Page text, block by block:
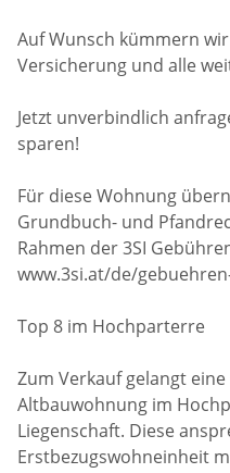
Auf Wunsch kümmern
Versicherung und alle
Jetzt unverbindlich
sparen!
Für diese Wohnung
Grundbuch- und
Rahmen der 3SI
www.3si.at/de/
Top 8 im Hochparterre
Zum Verkauf gelangt
Altbauwohnung im
Liegenschaft. Diese
Erstbezugswohneinheit